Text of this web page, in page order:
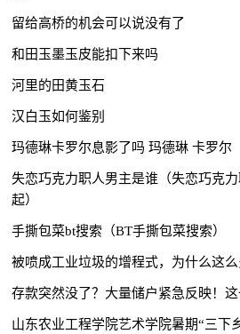
留给高桥的机会可以说没有了
和田玉墨玉皮能扣下来吗
河里的田黄玉石
汉白玉如何鉴别
玛德琳卡罗尔息影了吗 玛德琳 卡罗尔
失恋巧克力职人男主是谁（失恋巧克
起）
手撕包菜bt搜索（BT手撕包菜搜索）
被喷成工业垃圾的增程式，为什么这么
存款突然没了？大量储户紧急反映！
山东农业工程学院艺术学院暑期“三下